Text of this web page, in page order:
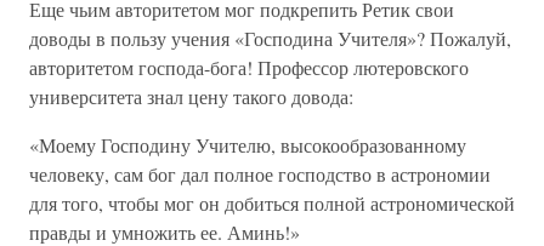
Еще чьим авторитетом мог подкрепить Ретик свои
доводы в пользу учения «Господина Учителя»? Пожалуй,
авторитетом господа-бога! Профессор лютеровского
университета знал цену такого довода:
«Моему Господину Учителю, высокообразованному
человеку, сам бог дал полное господство в астрономии
для того, чтобы мог он добиться полной астрономической
правды и умножить ее. Аминь!»